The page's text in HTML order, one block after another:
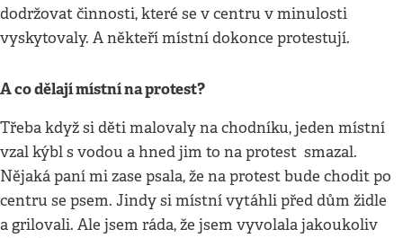
dodržovat činnosti, které se v centru v minulosti
vyskytovaly. A někteří místní dokonce protestují.
A co dělají místní na protest?
Třeba když si děti malovaly na chodníku, jeden místní
vzal kýbl s vodou a hned jim to na protest smazal.
Nějaká paní mi zase psala, že na protest bude chodit po
centru se psem. Jindy si místní vytáhli před dům židle
a grilovali. Ale jsem ráda, že jsem vyvolala jakoukoliv